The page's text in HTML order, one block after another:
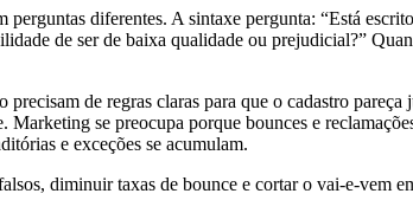
perguntas diferentes. A sintaxe pergunta: “Está
de ser de baixa qualidade ou prejudicial?”
de regras claras para que o cadastro
Marketing se preocupa porque bounces e
e exceções se acumulam.
diminuir taxas de bounce e cortar o vai-e-vem